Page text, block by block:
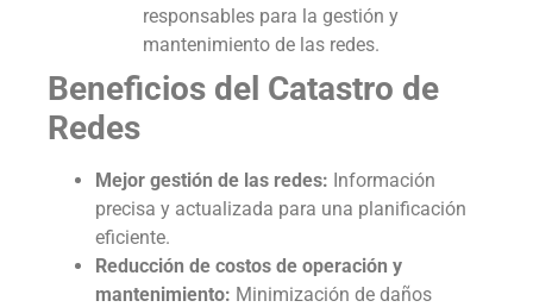
responsables para la gestión y
mantenimiento de las redes.
Beneficios del Catastro de
Redes
Mejor gestión de las redes: Información
precisa y actualizada para una planificación
eficiente.
Reducción de costos de operación y
mantenimiento: Minimización de daños